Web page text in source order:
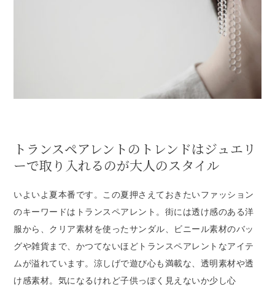
トランスペアレントのトレンドはジュエリ
ーで取り入れるのが大人のスタイル
いよいよ夏本番です。この夏押さえておきたいファッション
のキーワードはトランスペアレント。街には透け感のある洋
服から、クリア素材を使ったサンダル、ビニール素材のバッ
グや雑貨まで、かつてないほどトランスペアレントなアイテ
ムが溢れています。涼しげで遊び心も満載な、透明素材や透
け感素材。気になるけれど子供っぽく見えないか少し心